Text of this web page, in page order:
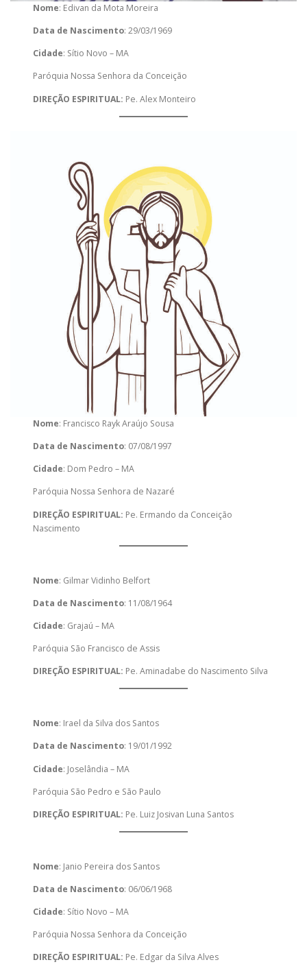
Nome: Edivan da Mota Moreira
Data de Nascimento: 29/03/1969
Cidade: Sítio Novo – MA
Paróquia Nossa Senhora da Conceição
DIREÇÃO ESPIRITUAL: Pe. Alex Monteiro
Nome: Francisco Rayk Araújo Sousa
Data de Nascimento: 07/08/1997
Cidade: Dom Pedro – MA
Paróquia Nossa Senhora de Nazaré
DIREÇÃO ESPIRITUAL: Pe. Ermando da Conceição
Nascimento
Nome: Gilmar Vidinho Belfort
Data de Nascimento: 11/08/1964
Cidade: Grajaú – MA
Paróquia São Francisco de Assis
DIREÇÃO ESPIRITUAL: Pe. Aminadabe do Nascimento Silva
Nome: Irael da Silva dos Santos
Data de Nascimento: 19/01/1992
Cidade: Joselândia – MA
Paróquia São Pedro e São Paulo
DIREÇÃO ESPIRITUAL: Pe. Luiz Josivan Luna Santos
Nome: Janio Pereira dos Santos
Data de Nascimento: 06/06/1968
Cidade: Sítio Novo – MA
Paróquia Nossa Senhora da Conceição
DIREÇÃO ESPIRITUAL: Pe. Edgar da Silva Alves